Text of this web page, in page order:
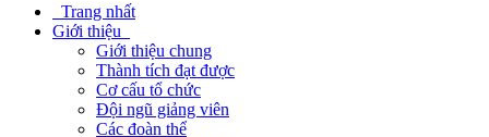
Trang nhất
Giới thiệu
Giới thiệu chung
Thành tích đạt được
Cơ cấu tổ chức
Đội ngũ giảng viên
Các đoàn thể